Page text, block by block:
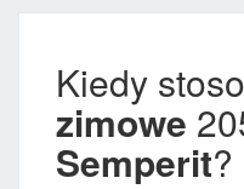
Kiedy
zimowe
Semperit?